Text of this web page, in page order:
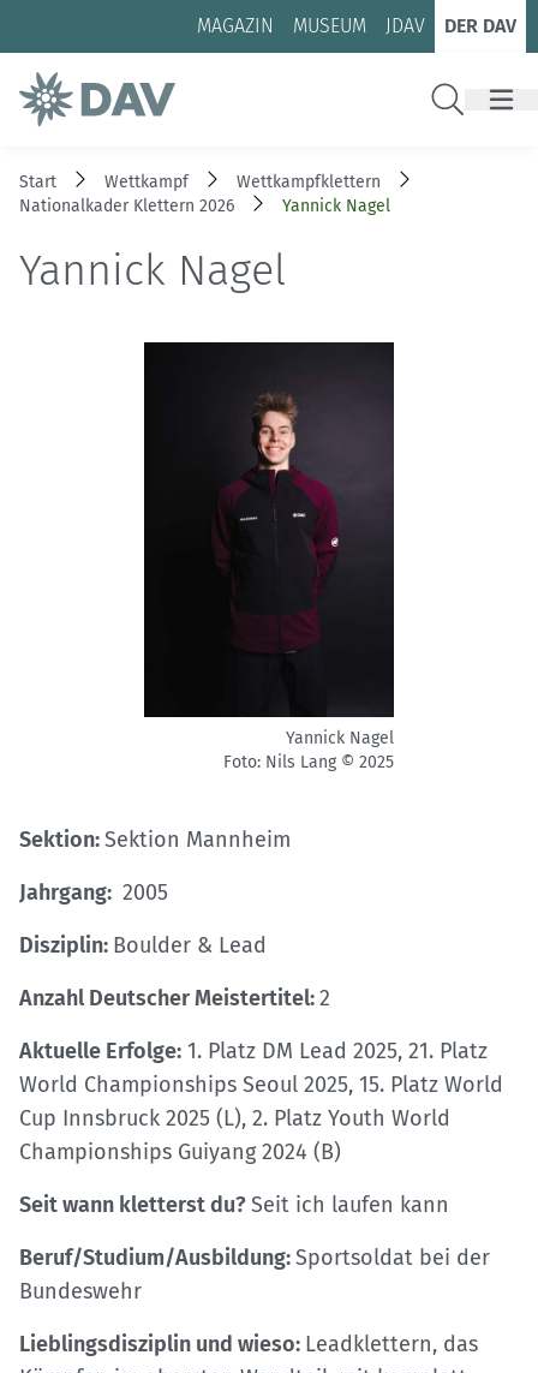
Zum Inhalt
Zur Footer-Navigation
MAGAZIN MUSEUM JDAV DER DAV
Start Wettkampf
Wettkampfklettern
Nationalkader Klettern 2026
Yannick Nagel
Yannick Nagel
Yannick Nagel
Foto: Nils Lang © 2025
Sektion:Sektion Mannheim
Jahrgang: 2005
Disziplin: Boulder & Lead
Anzahl Deutscher Meistertitel:2
Aktuelle Erfolge: 1. Platz DM Lead 2025, 21. Platz
World Championships Seoul 2025, 15. Platz World
Cup Innsbruck 2025 (L), 2. Platz Youth World
Championships Guiyang 2024 (B)
Seit wann kletterst du?Seit ich laufen kann
Beruf/Studium/Ausbildung:Sportsoldat bei der
Bundeswehr
Lieblingsdisziplin und wieso: Leadklettern, das